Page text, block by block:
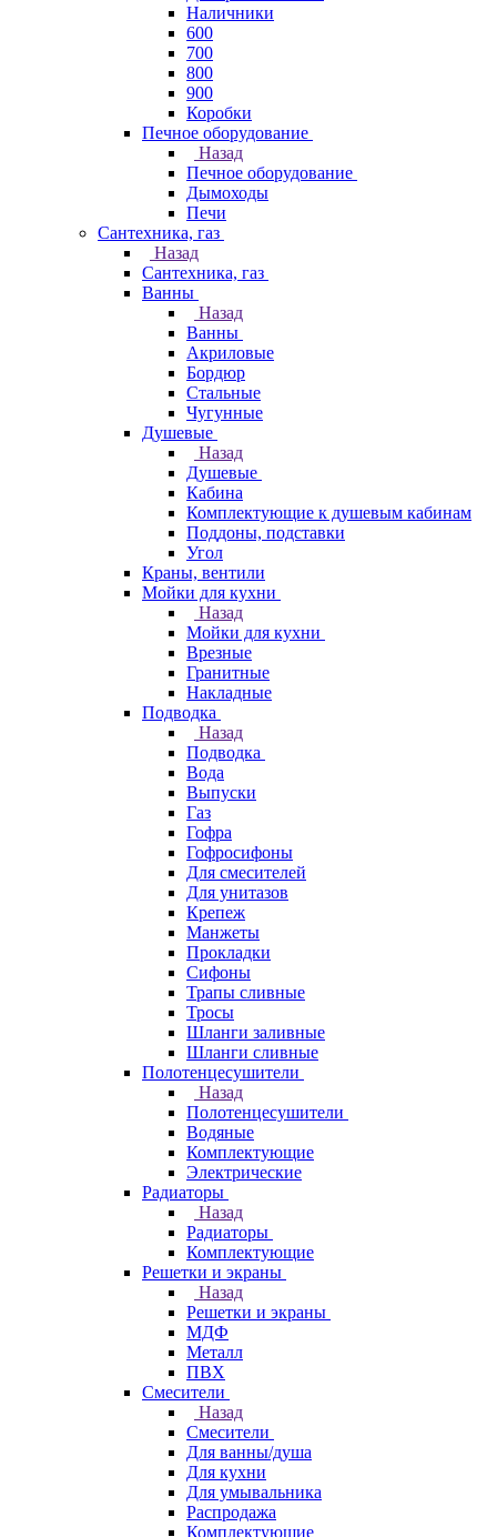
Наличники
600
700
800
900
Коробки
Печное оборудование
Назад
Печное оборудование
Дымоходы
Печи
Сантехника, газ
Назад
Сантехника, газ
Ванны
Назад
Ванны
Акриловые
Бордюр
Стальные
Чугунные
Душевые
Назад
Душевые
Кабина
Комплектующие к душевым кабинам
Поддоны, подставки
Угол
Краны, вентили
Мойки для кухни
Назад
Мойки для кухни
Врезные
Гранитные
Накладные
Подводка
Назад
Подводка
Вода
Выпуски
Газ
Гофра
Гофросифоны
Для смесителей
Для унитазов
Крепеж
Манжеты
Прокладки
Сифоны
Трапы сливные
Тросы
Шланги заливные
Шланги сливные
Полотенцесушители
Назад
Полотенцесушители
Водяные
Комплектующие
Электрические
Радиаторы
Назад
Радиаторы
Комплектующие
Решетки и экраны
Назад
Решетки и экраны
МДФ
Металл
ПВХ
Смесители
Назад
Смесители
Для ванны/душа
Для кухни
Для умывальника
Распродажа
Комплектующие